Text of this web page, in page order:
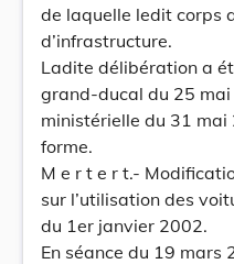
de laquelle ledit corps
d’infrastructure.
Ladite délibération a
grand-ducal du 25
ministérielle du 31
forme.
M e r t e r t.-
sur l’utilisation des
du 1er janvier 2002.
En séance du 19 mars